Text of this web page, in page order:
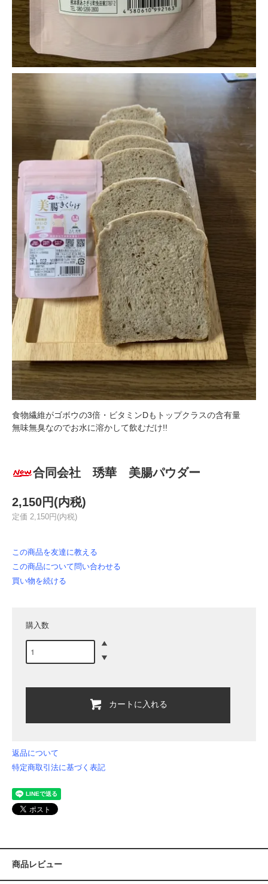
食物繊維がゴボウの3倍・ビタミンDもトップクラスの含有量
無味無臭なのでお水に溶かして飲むだけ!!
合同会社 琇華 美腸パウダー
2,150円(内税)
定価 2,150円(内税)
この商品を友達に教える
この商品について問い合わせる
買い物を続ける
購入数
カートに入れる
返品について
特定商取引法に基づく表記
商品レビュー